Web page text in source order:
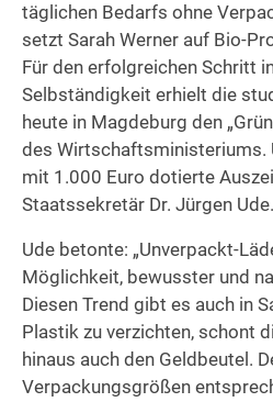
täglichen Bedarfs ohne
setzt Sarah Werner auf Bio-
Für den erfolgreichen Schritt
Selbständigkeit erhielt die
heute in Magdeburg den
des Wirtschaftsministeriums.
mit 1.000 Euro dotierte
Staatssekretär Dr. Jürgen Ude.
Ude betonte: „Unverpackt-
Möglichkeit, bewusster und
Diesen Trend gibt es auch in
Plastik zu verzichten, schont
hinaus auch den Geldbeutel.
Verpackungsgrößen